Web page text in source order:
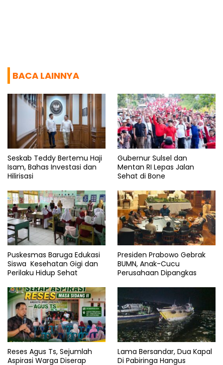
BACA LAINNYA
Seskab Teddy Bertemu Haji
Isam, Bahas Investasi dan
Hilirisasi
Gubernur Sulsel dan
Mentan RI Lepas Jalan
Sehat di Bone
Puskesmas Baruga Edukasi
Siswa Kesehatan Gigi dan
Perilaku Hidup Sehat
Presiden Prabowo Gebrak
BUMN, Anak-Cucu
Perusahaan Dipangkas
Reses Agus Ts, Sejumlah
Aspirasi Warga Diserap
Lama Bersandar, Dua Kapal
Di Pabiringa Hangus